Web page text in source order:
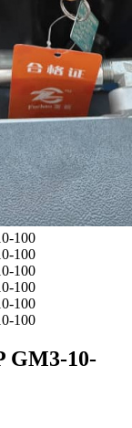
GM3-10-